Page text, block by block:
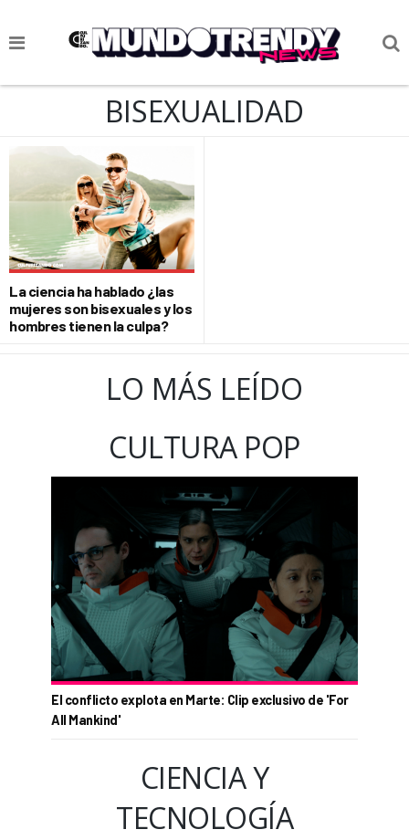
NOTICIAS
CIENCIA Y TECNOLOGÍA
VIDA
SOCIEDAD
CULTURIZANDO.COM
BISEXUALIDAD
La ciencia ha hablado ¿las
mujeres son bisexuales y los
hombres tienen la culpa?
LO MÁS LEÍDO
CULTURA POP
El conflicto explota en Marte: Clip exclusivo de 'For
All Mankind'
CIENCIA Y
TECNOLOGÍA